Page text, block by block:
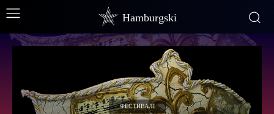
Hamburgski
ФЕСТИВАЛІ